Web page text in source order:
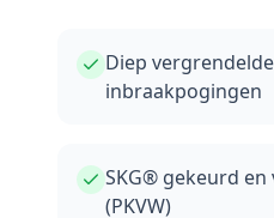
Diep
inbraakpogingen
SKG® gekeurd
(PKVW)